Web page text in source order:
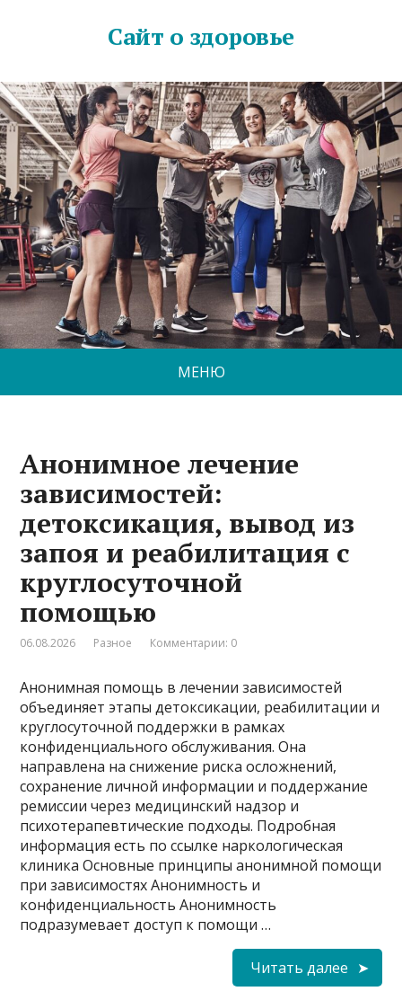
Сайт о здоровье
МЕНЮ
Анонимное лечение
зависимостей:
детоксикация, вывод из
запоя и реабилитация с
круглосуточной
помощью
06.08.2026 Разное Комментарии: 0
Анонимная помощь в лечении зависимостей
объединяет этапы детоксикации, реабилитации и
круглосуточной поддержки в рамках
конфиденциального обслуживания. Она
направлена на снижение риска осложнений,
сохранение личной информации и поддержание
ремиссии через медицинский надзор и
психотерапевтические подходы. Подробная
информация есть по ссылке наркологическая
клиника Основные принципы анонимной помощи
при зависимостях Анонимность и
конфиденциальность Анонимность
подразумевает доступ к помощи …
Читать далее